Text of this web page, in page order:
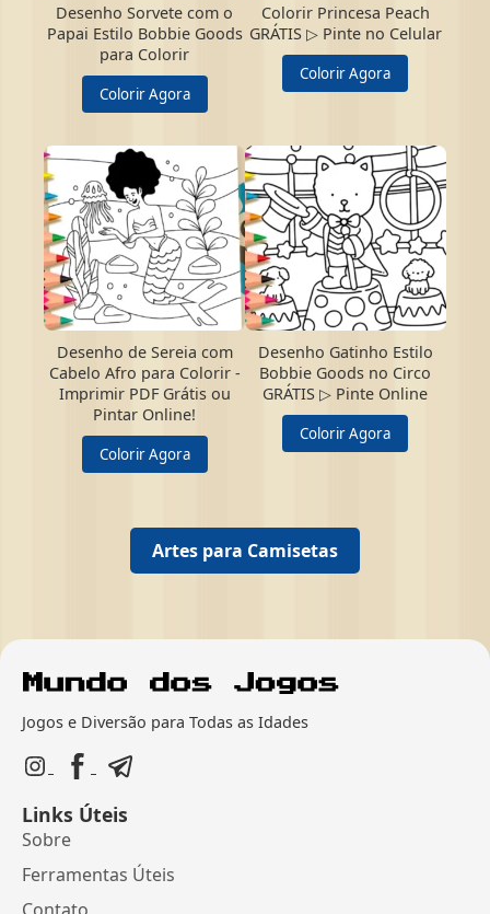
Desenho Sorvete com o
Papai Estilo Bobbie Goods
para Colorir
Colorir Agora
Colorir Princesa Peach
GRÁTIS ▷ Pinte no Celular
Colorir Agora
Desenho de Sereia com
Cabelo Afro para Colorir -
Imprimir PDF Grátis ou
Pintar Online!
Colorir Agora
Desenho Gatinho Estilo
Bobbie Goods no Circo
GRÁTIS ▷ Pinte Online
Colorir Agora
Artes para Camisetas
Jogos e Diversão para Todas as Idades
Links Úteis
Sobre
Ferramentas Úteis